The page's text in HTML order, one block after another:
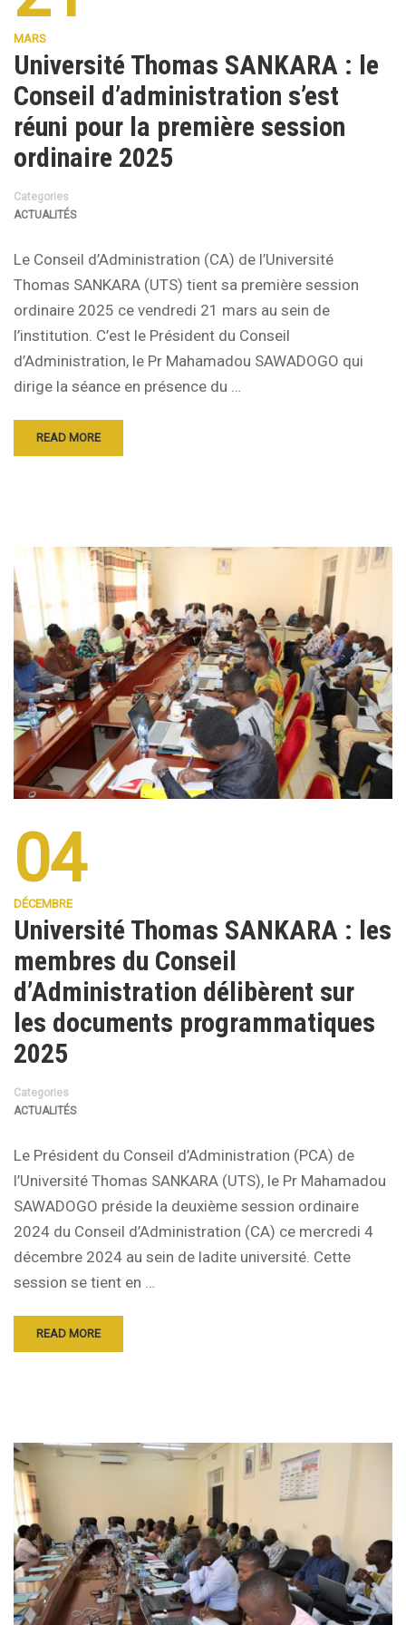
MARS
Université Thomas SANKARA : le
Conseil d’administration s’est
réuni pour la première session
ordinaire 2025
Categories
ACTUALITÉS
Le Conseil d’Administration (CA) de l’Université
Thomas SANKARA (UTS) tient sa première session
ordinaire 2025 ce vendredi 21 mars au sein de
l’institution. C’est le Président du Conseil
d’Administration, le Pr Mahamadou SAWADOGO qui
dirige la séance en présence du …
READ MORE
04
DÉCEMBRE
Université Thomas SANKARA : les
membres du Conseil
d’Administration délibèrent sur
les documents programmatiques
2025
Categories
ACTUALITÉS
Le Président du Conseil d’Administration (PCA) de
l’Université Thomas SANKARA (UTS), le Pr Mahamadou
SAWADOGO préside la deuxième session ordinaire
2024 du Conseil d’Administration (CA) ce mercredi 4
décembre 2024 au sein de ladite université. Cette
session se tient en …
READ MORE